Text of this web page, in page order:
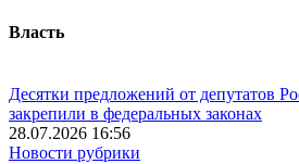
Власть
Десятки предложений от депутатов
закрепили в федеральных законах
28.07.2026 16:56
Новости рубрики